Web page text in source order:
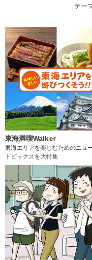
テー
東海満喫Walker
東海エリアを楽しむためのニュ
トピックスを大特集